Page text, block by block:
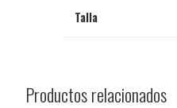
Talla
Productos relacionados